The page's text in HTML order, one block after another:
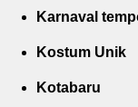
Karnaval
Kostum Unik
Kotabaru